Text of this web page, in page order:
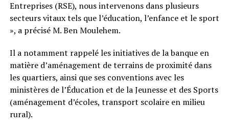
Entreprises (RSE), nous intervenons dans plusieurs
secteurs vitaux tels que l’éducation, l’enfance et le sport
», a précisé M. Ben Moulehem.
Il a notamment rappelé les initiatives de la banque en
matière d’aménagement de terrains de proximité dans
les quartiers, ainsi que ses conventions avec les
ministères de l’Éducation et de la Jeunesse et des Sports
(aménagement d’écoles, transport scolaire en milieu
rural).